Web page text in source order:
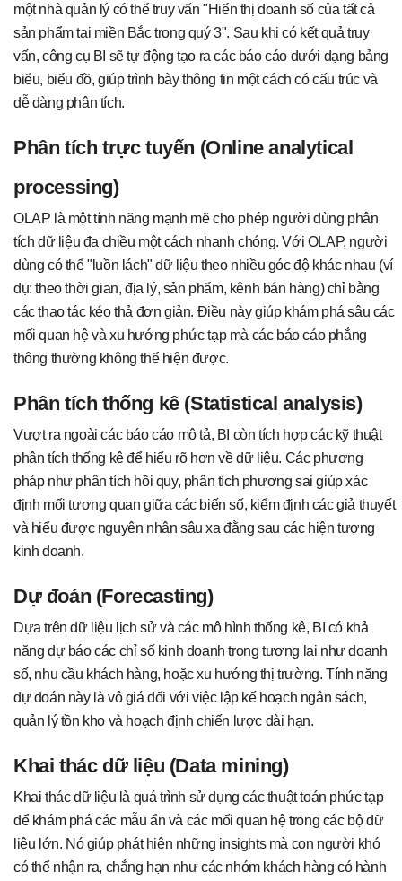
một nhà quản lý có thể truy vấn "Hiển thị doanh số của tất cả
sản phẩm tại miền Bắc trong quý 3". Sau khi có kết quả truy
vấn, công cụ BI sẽ tự động tạo ra các báo cáo dưới dạng bảng
biểu, biểu đồ, giúp trình bày thông tin một cách có cấu trúc và
dễ dàng phân tích.
Phân tích trực tuyến (Online analytical
processing)
OLAP là một tính năng mạnh mẽ cho phép người dùng phân
tích dữ liệu đa chiều một cách nhanh chóng. Với OLAP, người
dùng có thể "luồn lách" dữ liệu theo nhiều góc độ khác nhau (ví
dụ: theo thời gian, địa lý, sản phẩm, kênh bán hàng) chỉ bằng
các thao tác kéo thả đơn giản. Điều này giúp khám phá sâu các
mối quan hệ và xu hướng phức tạp mà các báo cáo phẳng
thông thường không thể hiện được.
Phân tích thống kê (Statistical analysis)
Vượt ra ngoài các báo cáo mô tả, BI còn tích hợp các kỹ thuật
phân tích thống kê để hiểu rõ hơn về dữ liệu. Các phương
pháp như phân tích hồi quy, phân tích phương sai giúp xác
định mối tương quan giữa các biến số, kiểm định các giả thuyết
và hiểu được nguyên nhân sâu xa đằng sau các hiện tượng
kinh doanh.
Dự đoán (Forecasting)
Dựa trên dữ liệu lịch sử và các mô hình thống kê, BI có khả
năng dự báo các chỉ số kinh doanh trong tương lai như doanh
số, nhu cầu khách hàng, hoặc xu hướng thị trường. Tính năng
dự đoán này là vô giá đối với việc lập kế hoạch ngân sách,
quản lý tồn kho và hoạch định chiến lược dài hạn.
Khai thác dữ liệu (Data mining)
Khai thác dữ liệu là quá trình sử dụng các thuật toán phức tạp
để khám phá các mẫu ẩn và các mối quan hệ trong các bộ dữ
liệu lớn. Nó giúp phát hiện những insights mà con người khó
có thể nhận ra, chẳng hạn như các nhóm khách hàng có hành